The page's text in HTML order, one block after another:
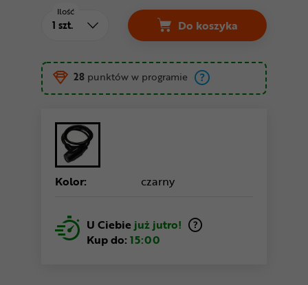
Ilość
Do koszyka
Linka GERDA Flex
28 punktów w programie
Kolor: czarny
U Ciebie już jutro!
Kup do: 15:00